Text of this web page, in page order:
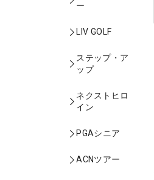
ー
LIV GOLF
ステップ・ア
ップ
ネクストヒロ
イン
PGAシニア
ACNツアー